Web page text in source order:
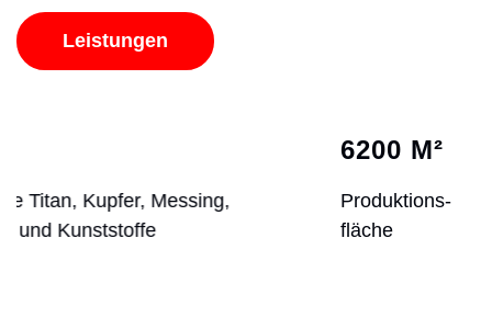
Leistungen
Produktions-
fläche